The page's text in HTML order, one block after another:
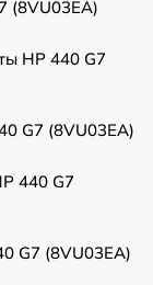
(8VU03EA)
HP 440 G7
G7 (8VU03EA)
440 G7
G7 (8VU03EA)